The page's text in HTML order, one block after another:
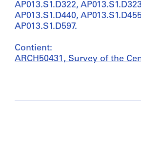
AP013.S1.D322,
AP013.S1.D440,
AP013.S1.D597.
Contient:
ARCH50431, Survey of the